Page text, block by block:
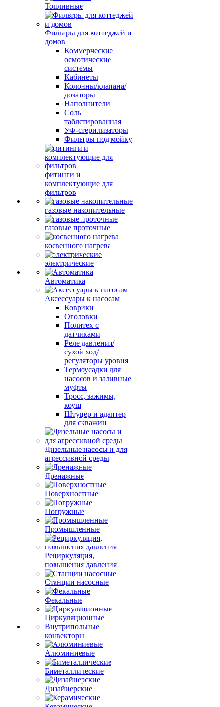
Топливные
Фильтры для коттеджей и
домов
Коммерческие
осмотические
системы
Кабинеты
Колонны/клапана/
дозаторы
Наполнители
Соль
таблетированная
УФ-стерилизаторы
Фильтры под мойку
фитинги и
комплектующие для
фильтров
газовые накопительные
газовые проточные
косвенного нагрева
электрические
Автоматика
Аксессуары к насосам
Коврики
Оголовки
Политех с
датчиками
Реле давления/
сухой ход/
регуляторы уровня
Термоусадки для
насосов и заливные
муфты
Тросс, зажимы,
коуш
Штуцер и адаптер
для скважин
Дизельные насосы и для
агрессивной среды
Дренажные
Поверхностные
Погружные
Промышленные
Рециркуляция,
повышения давления
Станции насосные
Фекальные
Циркуляционные
Внутрипольные
конвекторы
Алюминиевые
Биметаллические
Дизайнерские